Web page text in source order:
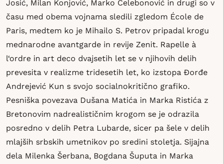
Josić, Milan Konjović, Marko Čelebonović in drugi so v
času med obema vojnama sledili zgledom École de
Paris, medtem ko je Mihailo S. Petrov pripadal krogu
mednarodne avantgarde in revije Zenit. Rapelle à
l‘ordre in art deco dvajsetih let se v njihovih delih
prevesita v realizme tridesetih let, ko izstopa Đorđe
Andrejević Kun s svojo socialnokritično grafiko.
Pesniška povezava Dušana Matića in Marka Ristića z
Bretonovim nadrealističnim krogom se je odrazila
posredno v delih Petra Lubarde, sicer pa šele v delih
mlajših srbskih umetnikov po sredini stoletja. Sijajna
dela Milenka Šerbana, Bogdana Šuputa in Marka